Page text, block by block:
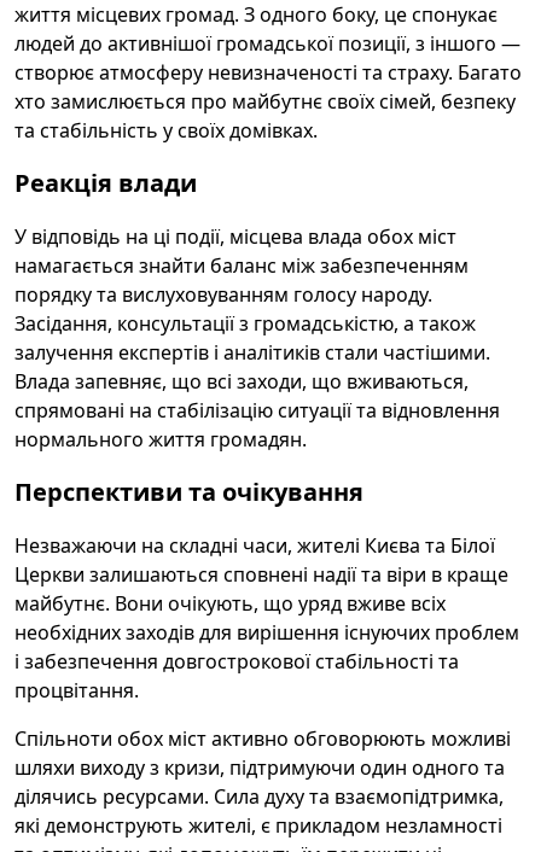
життя місцевих громад. З одного боку, це спонукає
людей до активнішої громадської позиції, з іншого —
створює атмосферу невизначеності та страху. Багато
хто замислюється про майбутнє своїх сімей, безпеку
та стабільність у своїх домівках.
Реакція влади
У відповідь на ці події, місцева влада обох міст
намагається знайти баланс між забезпеченням
порядку та вислуховуванням голосу народу.
Засідання, консультації з громадськістю, а також
залучення експертів і аналітиків стали частішими.
Влада запевняє, що всі заходи, що вживаються,
спрямовані на стабілізацію ситуації та відновлення
нормального життя громадян.
Перспективи та очікування
Незважаючи на складні часи, жителі Києва та Білої
Церкви залишаються сповнені надії та віри в краще
майбутнє. Вони очікують, що уряд вживе всіх
необхідних заходів для вирішення існуючих проблем
і забезпечення довгострокової стабільності та
процвітання.
Спільноти обох міст активно обговорюють можливі
шляхи виходу з кризи, підтримуючи один одного та
ділячись ресурсами. Сила духу та взаємопідтримка,
які демонструють жителі, є прикладом незламності